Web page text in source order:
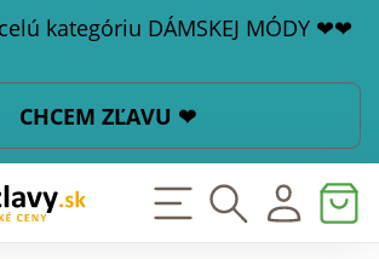
kategóriu DÁMSKEJ MÓDY ❤❤
CHCEM ZĽAVU ❤